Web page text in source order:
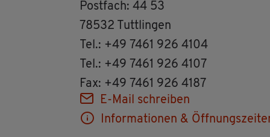
Post­fach: 44 53
78532 Tutt­lin­gen
Tel.: +49 7461 926 4104
Tel.: +49 7461 926 4107
Fax: +49 7461 926 4187
E-Mail schrei­ben
In­for­ma­tio­nen &